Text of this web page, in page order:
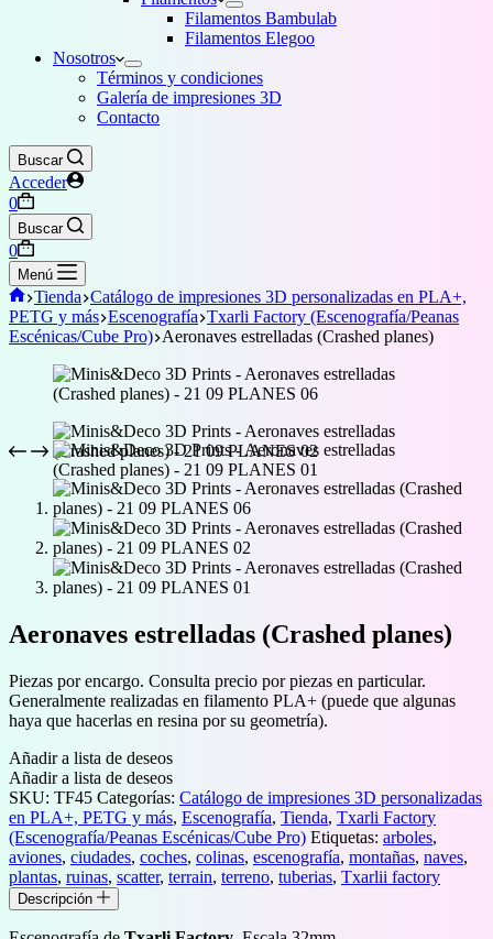
Filamentos Bambulab
Filamentos Elegoo
Nosotros
Términos y condiciones
Galería de impresiones 3D
Contacto
Buscar
Acceder
Carro
de
compra
0
Buscar
Carro
de
compra
0
Menú
Inicio
Tienda Catálogo de impresiones 3D personalizadas en PLA+,
PETG y más Escenografía Txarli Factory (Escenografía/Peanas
Escénicas/Cube Pro) Aeronaves estrelladas (Crashed planes)
Aeronaves estrelladas (Crashed planes)
Piezas por encargo. Consulta precio por piezas en particular.
Generalmente realizadas en filamento PLA+ (puede que algunas
haya que hacerlas en resina por su geometría).
Añadir a lista de deseos
Añadir a lista de deseos
SKU: TF45 Categorías: Catálogo de impresiones 3D personalizadas
en PLA+, PETG y más, Escenografía, Tienda, Txarli Factory
(Escenografía/Peanas Escénicas/Cube Pro) Etiquetas: arboles,
aviones, ciudades, coches, colinas, escenografía, montañas, naves,
plantas, ruinas, scatter, terrain, terreno, tuberias, Txarlii factory
Descripción